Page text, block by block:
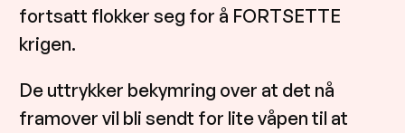
fortsatt flokker seg for å FORTSETTE
krigen.
De uttrykker bekymring over at det nå
framover vil bli sendt for lite våpen til at